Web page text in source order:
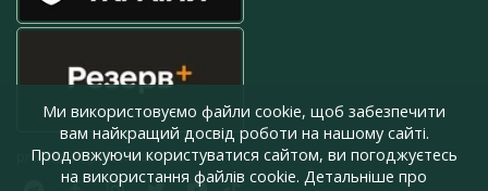
press@armyinform.com.ua
Ми використовуємо файли cookie, щоб забезпечити
вам найкращий досвід роботи на нашому сайті.
Продовжуючи користуватися сайтом, ви погоджуєтесь
на використання файлів cookie. Детальніше про